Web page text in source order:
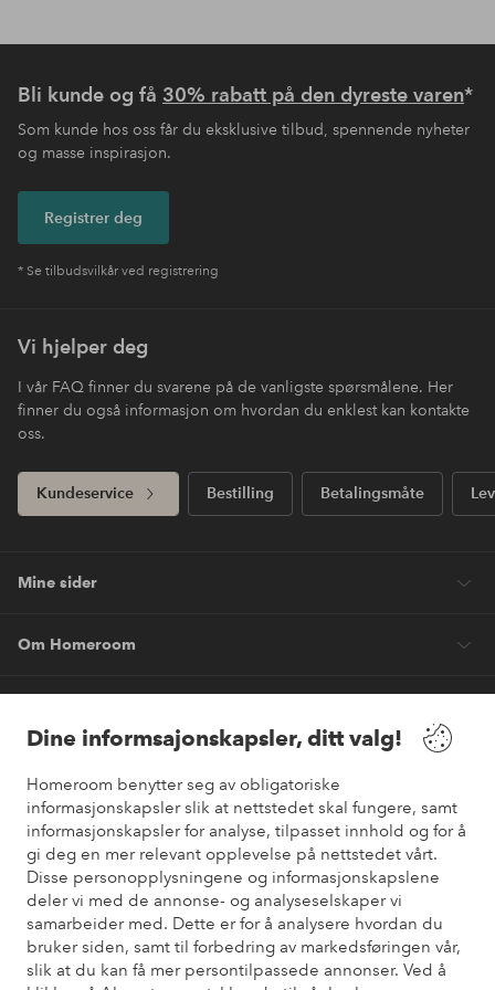
Dine informsajonskapsler, ditt valg!
Homeroom benytter seg av obligatoriske
informasjonskapsler slik at nettstedet skal fungere, samt
informasjonskapsler for analyse, tilpasset innhold og for å
gi deg en mer relevant opplevelse på nettstedet vårt.
Disse personopplysningene og informasjonskapslene
deler vi med de annonse- og analyseselskaper vi
samarbeider med. Dette er for å analysere hvordan du
bruker siden, samt til forbedring av markedsføringen vår,
slik at du kan få mer persontilpassede annonser. Ved å
Bli kunde og få 30% rabatt på den dyreste varen*
Som kunde hos oss får du eksklusive tilbud, spennende nyheter
og masse inspirasjon.
Registrer deg
* Se tilbudsvilkår ved registrering
Vi hjelper deg
I vår FAQ finner du svarene på de vanligste spørsmålene. Her
finner du også informasjon om hvordan du enklest kan kontakte
oss.
Kundeservice Bestilling Betalingsmåte
Mine sider
Om Homeroom
Venner
Sikre betalinger
Vil du vite mer om våre betalingsalternativer?